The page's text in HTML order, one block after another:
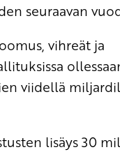
seuraavan
vihreät ja
viidellä
lisäys 30